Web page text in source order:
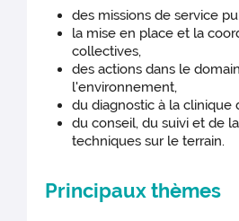
des missions de service
la mise en place et la
collectives,
des actions dans le
l'environnement,
du diagnostic à la clinique
du conseil, du suivi et de
techniques sur le terrain.
Principaux thèmes